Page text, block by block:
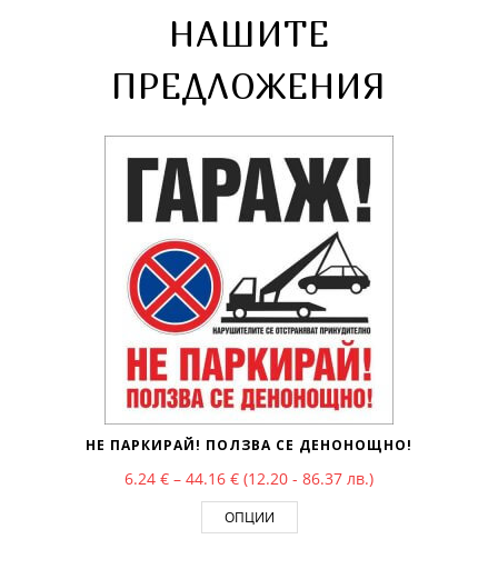
НАШИТЕ
ПРЕДЛОЖЕНИЯ
НЕ ПАРКИРАЙ! ПОЛЗВА СЕ ДЕНОНОЩНО!
6.24 € – 44.16 €Price range: 6.24 € through 44.16 €
(12.20 - 86.37 лв.)
ОПЦИИ